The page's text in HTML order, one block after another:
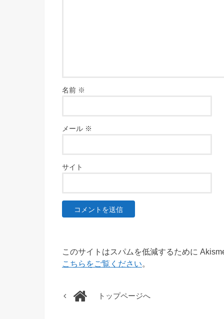
名前 ※
メール ※
サイト
このサイトはスパムを低減するために
こちらをご覧ください
トップページへ